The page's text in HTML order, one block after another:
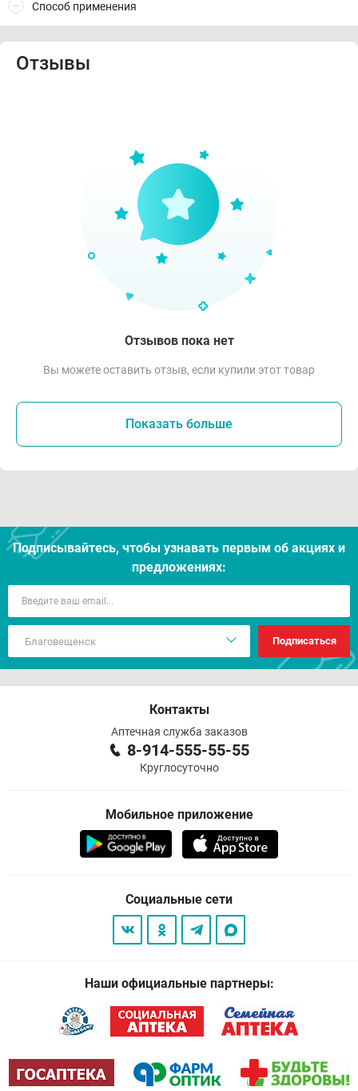
Способ применения
Отзывы
Отзывов пока нет
Вы можете оставить отзыв, если купили этот товар
Показать больше
Подписывайтесь, чтобы узнавать первым об акцияx и
предложениях:
Подписаться
Контакты
Аптечная служба заказов
8-914-555-55-55
Круглосуточно
Мобильное приложение
Социальные сети
Наши официальные партнеры: